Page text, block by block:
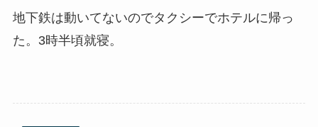
地下鉄は動いてないのでタクシーでホテルに帰っ
た。3時半頃就寝。